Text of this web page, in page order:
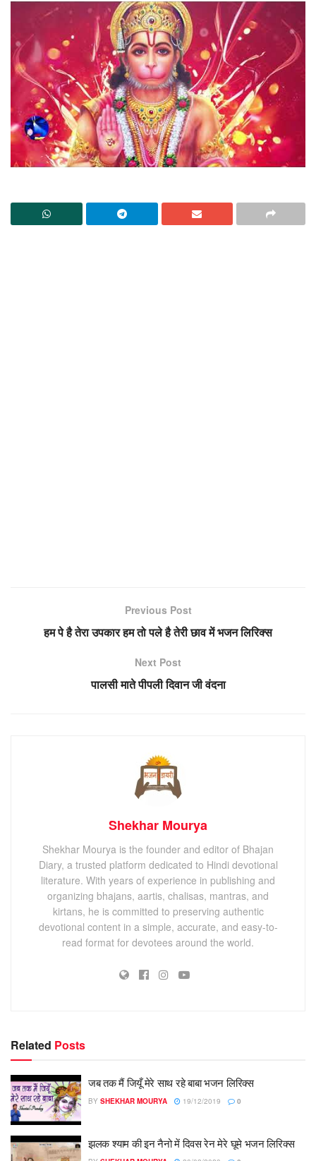
Previous Post
हम पे है तेरा उपकार हम तो पले है तेरी छाव में भजन लिरिक्स
Next Post
पालसी माते पीपली दिवान जी वंदना
Shekhar Mourya
Shekhar Mourya is the founder and editor of Bhajan
Diary, a trusted platform dedicated to Hindi devotional
literature. With years of experience in publishing and
organizing bhajans, aartis, chalisas, mantras, and
kirtans, he is committed to preserving authentic
devotional content in a simple, accurate, and easy-to-
read format for devotees around the world.
Related Posts
जब तक मैं जियूँ मेरे साथ रहे बाबा भजन लिरिक्स
BY SHEKHAR MOURYA 19/12/2019 0
झलक श्याम की इन नैनो में दिवस रेन मेरे घूमे भजन लिरिक्स